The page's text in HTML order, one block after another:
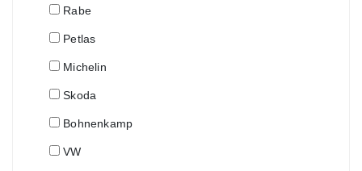
Rabe
Petlas
Michelin
Skoda
Bohnenkamp
VW